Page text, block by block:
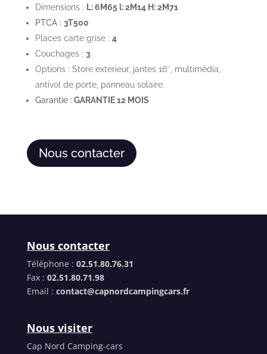
Dimensions : L: 6M65 l: 2M14 H: 2M71
PTCA : 3T500
Places carte grise : 4
Couchages : 3
Options : Store extérieur, jantes 16″, multimédia,
antivol de porte, panneau solaire.
Garantie : GARANTIE 12 MOIS
Nous contacter
Nous contacter
Téléphone : 02.51.80.76.31
Fax : 02.51.80.71.98
Email : contact@capnordcampingcars.fr
Nous visiter
Cap Nord Camping-cars